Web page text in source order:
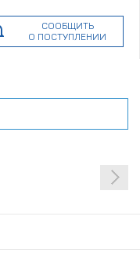
СООБЩИТЬ
О ПОСТУПЛЕНИИ